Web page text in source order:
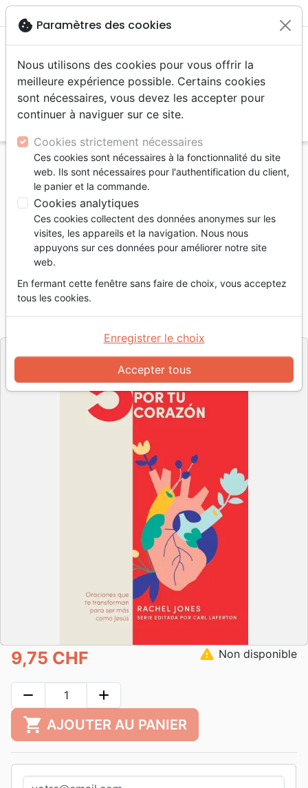
menu
Accueil Livres
Edification
5 Razones Para Orar Por Tu Corazón - Oraciones
Que Te Trnasforman Para Ser Más Como Jesús
5 Razones Para Orar Por Tu Corazón
Oraciones Que Te Trnasforman Para Ser
Más Como Jesús
Auteur :Rachel Jones
9,75 CHF warning Non disponible
remove add
shopping_cart AJOUTER AU PANIER
cookie Paramètres des cookies
Nous utilisons des cookies pour vous offrir la
meilleure expérience possible. Certains cookies
sont nécessaires, vous devez les accepter pour
continuer à naviguer sur ce site.
Cookies strictement nécessaires
Ces cookies sont nécessaires à la fonctionnalité du site
web. Ils sont nécessaires pour l'authentification du client,
le panier et la commande.
Cookies analytiques
Ces cookies collectent des données anonymes sur les
visites, les appareils et la navigation. Nous nous
appuyons sur ces données pour améliorer notre site
web.
En fermant cette fenêtre sans faire de choix, vous acceptez
tous les cookies.
Accepter tous
Enregistrer le choix